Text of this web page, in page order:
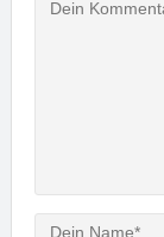
Verfasser